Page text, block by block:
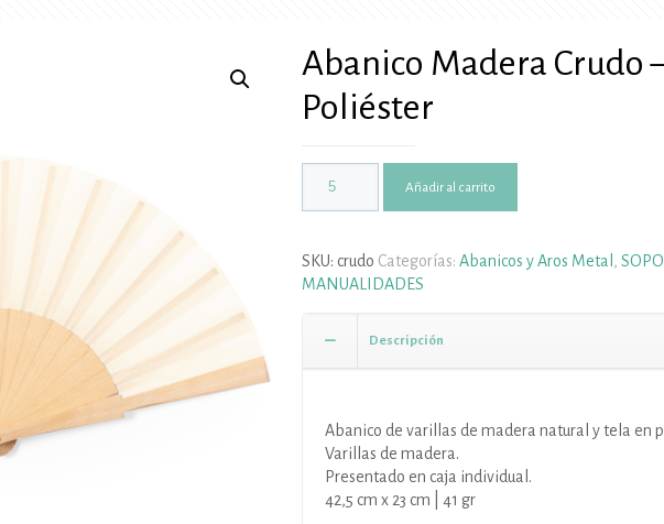
Abanico Madera Crudo
Poliéster
Añadir al carrito
SKU: crudo Categorías: Abanicos y Aros Metal
MANUALIDADES
Descripción
Abanico de varillas de madera natural y tela en
Varillas de madera.
Presentado en caja individual.
42,5 cm x 23 cm | 41 gr